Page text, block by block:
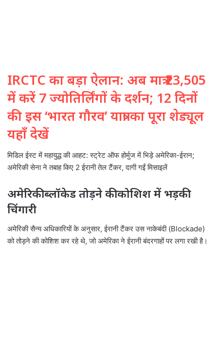
IRCTC का बड़ा ऐलान: अब मात्र ₹23,505
में करें 7 ज्योतिर्लिंगों के दर्शन; 12 दिनों
की इस ‘भारत गौरव’ यात्रा का पूरा शेड्यूल
यहाँ देखें
मिडिल ईस्ट में महायुद्ध की आहट: स्ट्रेट ऑफ होर्मुज में भिड़े अमेरिका-ईरान;
अमेरिकी सेना ने तबाह किए 2 ईरानी तेल टैंकर, दागी गईं मिसाइलें
अमेरिकी ब्लॉकेड तोड़ने की कोशिश में भड़की
चिंगारी
अमेरिकी सैन्य अधिकारियों के अनुसार, ईरानी टैंकर उस नाकेबंदी (Blockade)
को तोड़ने की कोशिश कर रहे थे, जो अमेरिका ने ईरानी बंदरगाहों पर लगा रखी है।